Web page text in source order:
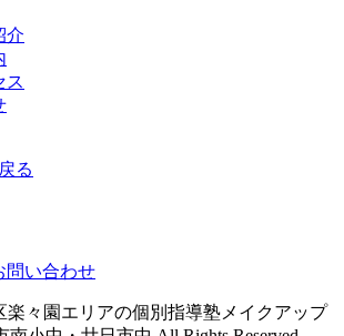
介
ス
る
問い合わせ
楽々園エリアの個別指導塾メイクアップ